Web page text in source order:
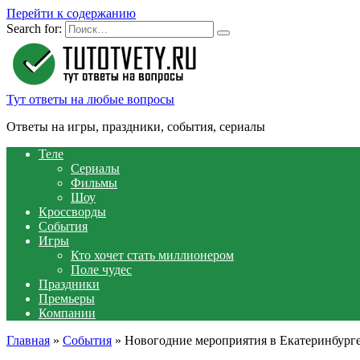
Перейти к содержанию
Search for:
Тут ответы на любые вопросы
Ответы на игры, праздники, события, сериалы
Теле
Сериалы
Фильмы
Шоу
Кроссворды
События
Игры
Кто хочет стать миллионером
Поле чудес
Праздники
Премьеры
Компании
Главная » События » Новогодние мероприятия в